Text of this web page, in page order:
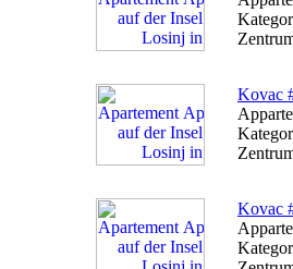
Kovac
Kovac